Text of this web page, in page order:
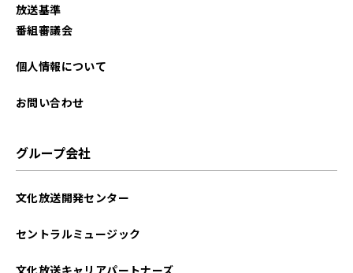
2025年09月
2025年06月
放送基準
番組審議会
個人情報について
お問い合わせ
グループ会社
文化放送開発センター
セントラルミュージック
文化放送キャリアパートナーズ